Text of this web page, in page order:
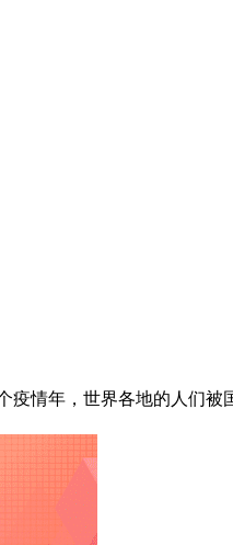
情年，世界各地的人们